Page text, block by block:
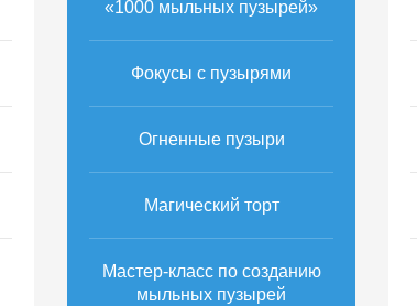
«1000 мыльных пузырей»
Фокусы с пузырями
Огненные пузыри
Магический торт
Мастер-класс по созданию
мыльных пузырей